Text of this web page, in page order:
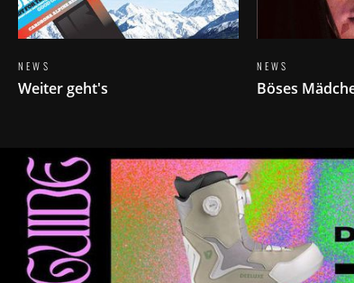
NEWS
Weiter geht's
NEWS
Böses